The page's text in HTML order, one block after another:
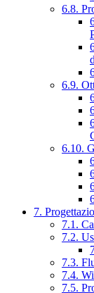
6.8.
6.9.
6.10.
7.
7.1.
7.2.
7.3.
7.4.
7.5.